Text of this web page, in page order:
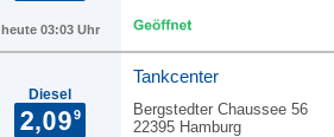
heute 03:03 Uhr
Diesel
Tankcenter
Bergstedter Chaussee 56
22395 Hamburg